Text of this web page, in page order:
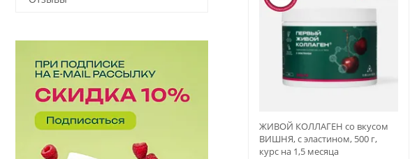
ЖИВОЙ КОЛЛАГЕН со вкусом
ВИШНЯ, с эластином, 500 г,
курс на 1,5 месяца